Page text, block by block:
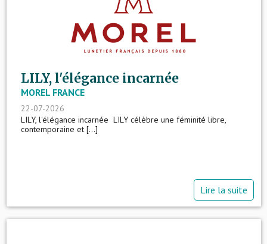
LILY, l'élégance incarnée
MOREL FRANCE
22-07-2026
LILY, l'élégance incarnée LILY célèbre une féminité libre,
contemporaine et [...]
Lire la suite